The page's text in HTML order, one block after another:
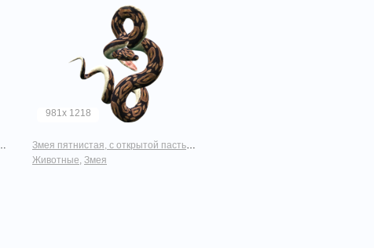
981x 1218
Змея пятнистая, с открытой пастью, нарисованная
Животные, Змея